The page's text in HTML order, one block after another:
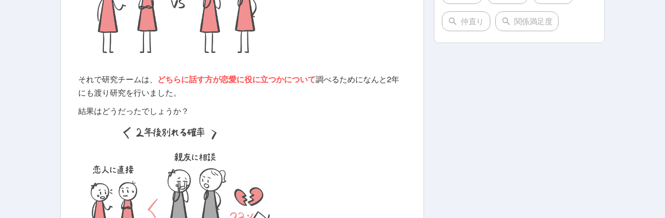
それで研究チームは、 どちらに話す方が恋愛に役に立つかについて調べるためになんと2年
にも渡り研究を行いました。
結果はどうだったでしょうか？
仲直り 関係満足度